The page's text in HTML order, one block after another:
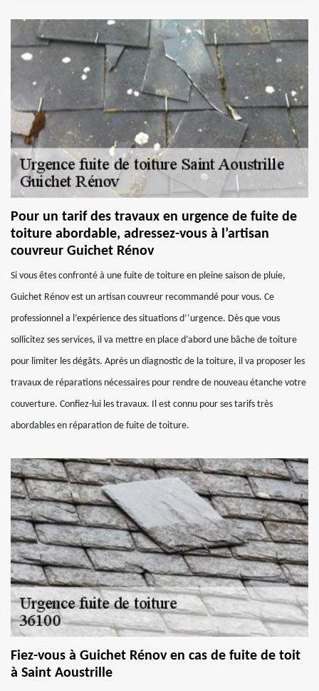
Pour un tarif des travaux en urgence de fuite de
toiture abordable, adressez-vous à l’artisan
couvreur Guichet Rénov
Si vous êtes confronté à une fuite de toiture en pleine saison de pluie,
Guichet Rénov est un artisan couvreur recommandé pour vous. Ce
professionnel a l’expérience des situations d’’urgence. Dès que vous
sollicitez ses services, il va mettre en place d’abord une bâche de toiture
pour limiter les dégâts. Après un diagnostic de la toiture, il va proposer les
travaux de réparations nécessaires pour rendre de nouveau étanche votre
couverture. Confiez-lui les travaux. Il est connu pour ses tarifs très
abordables en réparation de fuite de toiture.
Fiez-vous à Guichet Rénov en cas de fuite de toit
à Saint Aoustrille